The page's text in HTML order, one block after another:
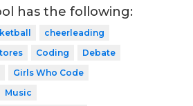
has the following:
cheerleading
Coding
Debate
Girls Who Code
Music